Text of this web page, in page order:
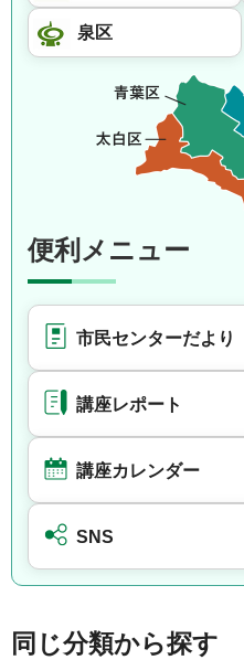
泉区
便利メニュー
市民センターだより
講座レポート
講座カレンダー
SNS
同じ分類から探す